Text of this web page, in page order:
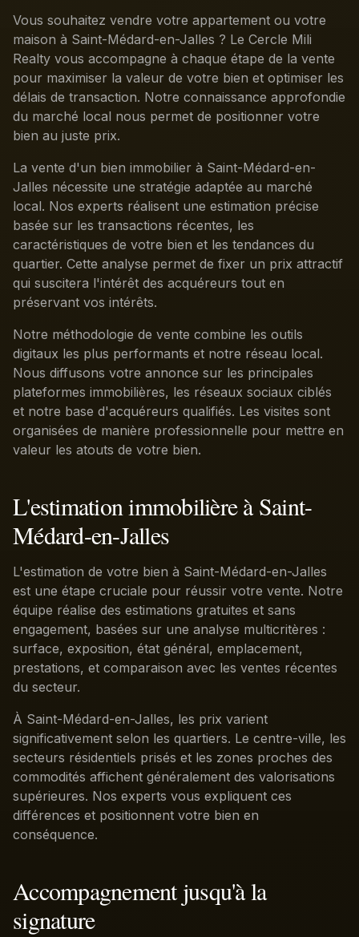
Vous souhaitez vendre votre appartement ou votre
maison à Saint-Médard-en-Jalles ? Le Cercle Mili
Realty vous accompagne à chaque étape de la vente
pour maximiser la valeur de votre bien et optimiser les
délais de transaction. Notre connaissance approfondie
du marché local nous permet de positionner votre
bien au juste prix.
La vente d'un bien immobilier à Saint-Médard-en-
Jalles nécessite une stratégie adaptée au marché
local. Nos experts réalisent une estimation précise
basée sur les transactions récentes, les
caractéristiques de votre bien et les tendances du
quartier. Cette analyse permet de fixer un prix attractif
qui suscitera l'intérêt des acquéreurs tout en
préservant vos intérêts.
Notre méthodologie de vente combine les outils
digitaux les plus performants et notre réseau local.
Nous diffusons votre annonce sur les principales
plateformes immobilières, les réseaux sociaux ciblés
et notre base d'acquéreurs qualifiés. Les visites sont
organisées de manière professionnelle pour mettre en
valeur les atouts de votre bien.
L'estimation immobilière à Saint-
Médard-en-Jalles
L'estimation de votre bien à Saint-Médard-en-Jalles
est une étape cruciale pour réussir votre vente. Notre
équipe réalise des estimations gratuites et sans
engagement, basées sur une analyse multicritères :
surface, exposition, état général, emplacement,
prestations, et comparaison avec les ventes récentes
du secteur.
À Saint-Médard-en-Jalles, les prix varient
significativement selon les quartiers. Le centre-ville, les
secteurs résidentiels prisés et les zones proches des
commodités affichent généralement des valorisations
supérieures. Nos experts vous expliquent ces
différences et positionnent votre bien en
conséquence.
Accompagnement jusqu'à la
signature